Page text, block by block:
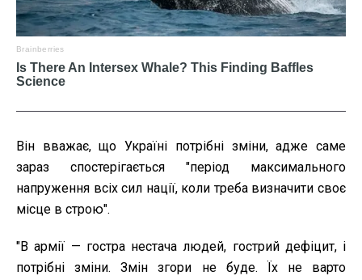
Він вважає, що Україні потрібні зміни, адже саме
зараз спостерігається "період максимального
напруження всіх сил нації, коли треба визначити своє
місце в строю".
"В армії — гостра нестача людей, гострий дефіцит, і
потрібні зміни. Змін згори не буде. Їх не варто